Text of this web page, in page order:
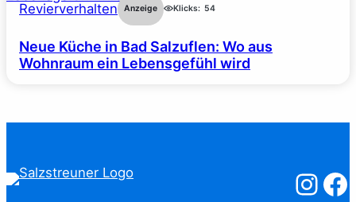
Revierverhalten Anzeige Klicks: 54
Neue Küche in Bad Salzuflen: Wo aus
Wohnraum ein Lebensgefühl wird